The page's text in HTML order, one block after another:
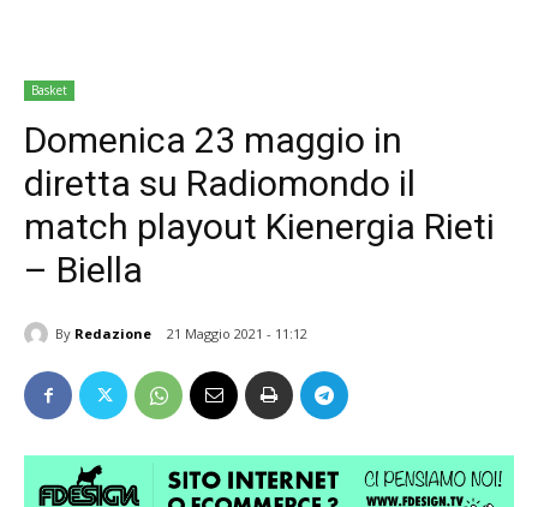
Basket
Domenica 23 maggio in
diretta su Radiomondo il
match playout Kienergia Rieti
– Biella
By Redazione 21 Maggio 2021 - 11:12